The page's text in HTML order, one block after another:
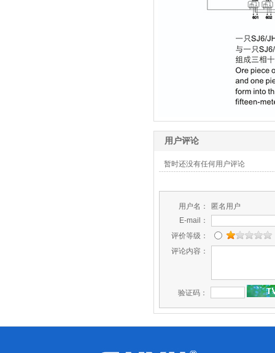
用户评论
暂时还没有任何用户评论
用户名：
匿名用户
E-mail：
评价等级：
评论内容：
验证码：